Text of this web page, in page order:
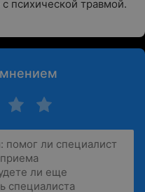
психической травмой.